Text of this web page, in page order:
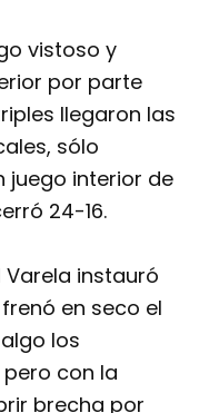
vistoso y
por parte
llegaron las
sólo
juego interior de
24-16.
Varela instauró
en seco el
los
con la
brecha por